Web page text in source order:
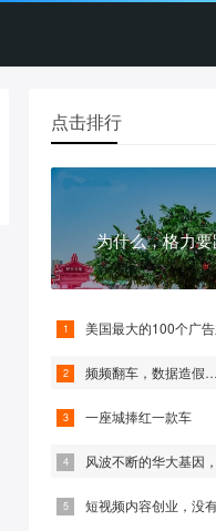
点击排行
为什么，格力要
美国最大的100个广
频频翻车，数据造假
一座城捧红一款车
风波不断的华大基因
短视频内容创业，没